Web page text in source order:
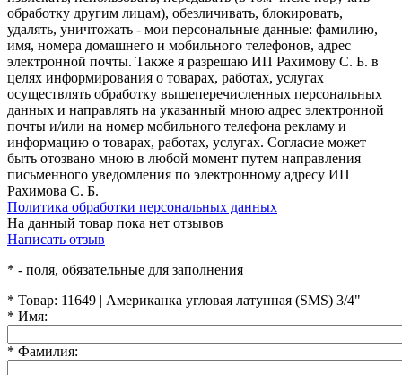
обработку другим лицам), обезличивать, блокировать,
удалять, уничтожать - мои персональные данные: фамилию,
имя, номера домашнего и мобильного телефонов, адрес
электронной почты. Также я разрешаю ИП Рахимову С. Б. в
целях информирования о товарах, работах, услугах
осуществлять обработку вышеперечисленных персональных
данных и направлять на указанный мною адрес электронной
почты и/или на номер мобильного телефона рекламу и
информацию о товарах, работах, услугах. Согласие может
быть отозвано мною в любой момент путем направления
письменного уведомления по электронному адресу ИП
Рахимова С. Б.
Политика обработки персональных данных
На данный товар пока нет отзывов
Написать отзыв
* - поля, обязательные для заполнения
* Товар: 11649 | Американка угловая латунная (SMS) 3/4"
* Имя:
* Фамилия: